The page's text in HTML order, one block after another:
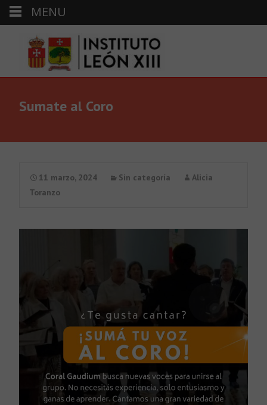
Sumate al Coro
11 marzo, 2024 Sin categoría
Alicia
Toranzo
MENU